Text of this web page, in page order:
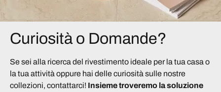
Curiosità o Domande?
Se sei alla ricerca del rivestimento ideale per la tua casa o
la tua attività oppure hai delle curiosità sulle nostre
collezioni, contattarci! Insieme troveremo la soluzione